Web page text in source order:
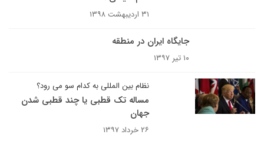
۳۱ اردیبهشت ۱۳۹۸
جایگاه ایران در منطقه
۱۰ تیر ۱۳۹۷
نظام بین المللی به کدام سو می رود؟
مساله تک قطبی یا چند قطبی شدن
جهان
۲۶ خرداد ۱۳۹۷